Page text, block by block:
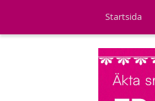
Startsida